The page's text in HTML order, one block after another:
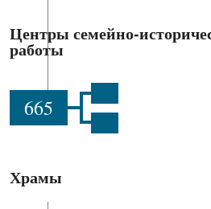
Центры семейно-
работы
665
Храмы